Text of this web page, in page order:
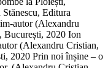
Editura
autor (Alexandru
București, 2020 Ion
(Alexandru Cristian,
2020 Prin noi înșine – o